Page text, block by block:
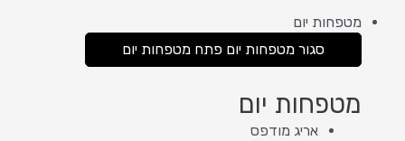
מטפחות יום
סגור מטפחות יום פתח מטפחות יום
מטפחות יום
אריג מודפס